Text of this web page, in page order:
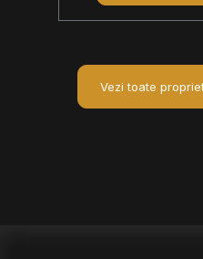
Vezi toate